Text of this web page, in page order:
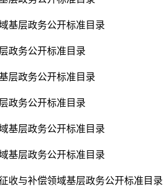
基层政务公开标准目录
政务公开标准目录
层政务公开标准目录
政务公开标准目录
基层政务公开标准目录
基层政务公开标准目录
收与补偿领域基层政务公开标准目录